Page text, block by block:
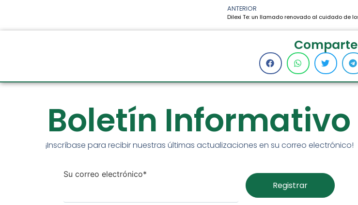
ANTERIOR
Comparte
Boletín Informativo
¡Inscríbase para recibir nuestras últimas actualizaciones en su correo electrónico!
Su correo electrónico*